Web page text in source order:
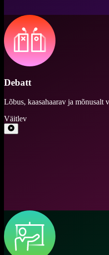
Debatt
Lõbus, kaasahaarav ja mõnusalt
Väitlev